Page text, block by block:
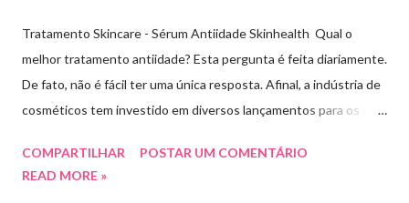
Tratamento Skincare - Sérum Antiidade Skinhealth Qual o
melhor tratamento antiidade? Esta pergunta é feita diariamente.
De fato, não é fácil ter uma única resposta. Afinal, a indústria de
cosméticos tem investido em diversos lançamentos para os
skincare tem buscado evitar os sinais de envelhecimento, antes
COMPARTILHAR
POSTAR UM COMENTÁRIO
READ MORE »